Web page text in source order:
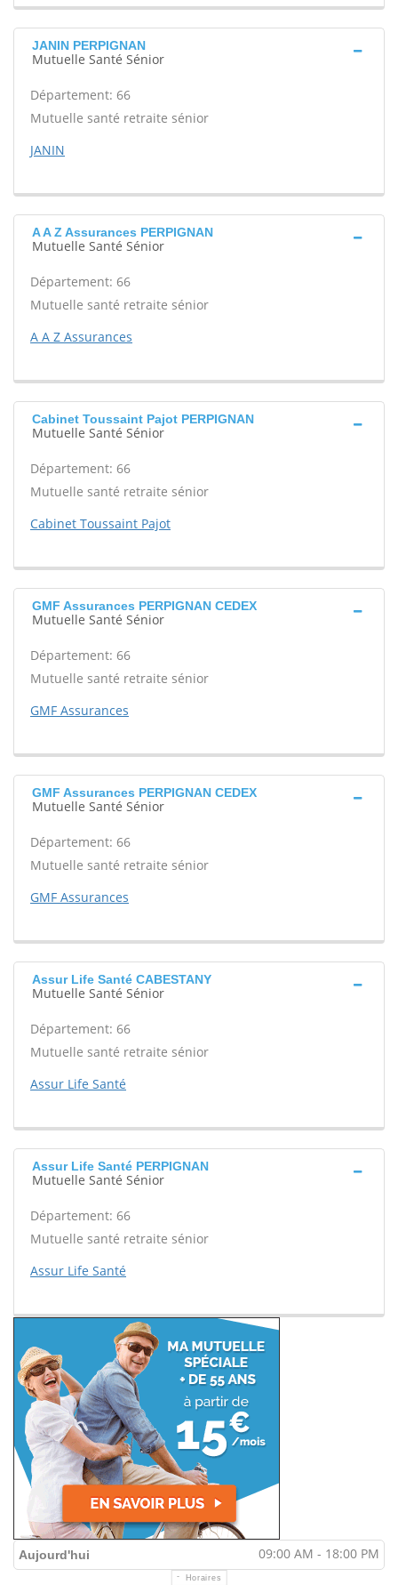
JANIN PERPIGNAN
Mutuelle Santé Sénior
Département: 66
Mutuelle santé retraite sénior
JANIN
A A Z Assurances PERPIGNAN
Mutuelle Santé Sénior
Département: 66
Mutuelle santé retraite sénior
A A Z Assurances
Cabinet Toussaint Pajot PERPIGNAN
Mutuelle Santé Sénior
Département: 66
Mutuelle santé retraite sénior
Cabinet Toussaint Pajot
GMF Assurances PERPIGNAN CEDEX
Mutuelle Santé Sénior
Département: 66
Mutuelle santé retraite sénior
GMF Assurances
GMF Assurances PERPIGNAN CEDEX
Mutuelle Santé Sénior
Département: 66
Mutuelle santé retraite sénior
GMF Assurances
Assur Life Santé CABESTANY
Mutuelle Santé Sénior
Département: 66
Mutuelle santé retraite sénior
Assur Life Santé
Assur Life Santé PERPIGNAN
Mutuelle Santé Sénior
Département: 66
Mutuelle santé retraite sénior
Assur Life Santé
Aujourd'hui 09:00 AM - 18:00 PM
Horaires